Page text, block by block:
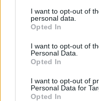
I want to opt-out of
personal data.
Opted In
I want to opt-out of
Personal Data.
Opted In
I want to opt-out of
Personal Data for
Opted In